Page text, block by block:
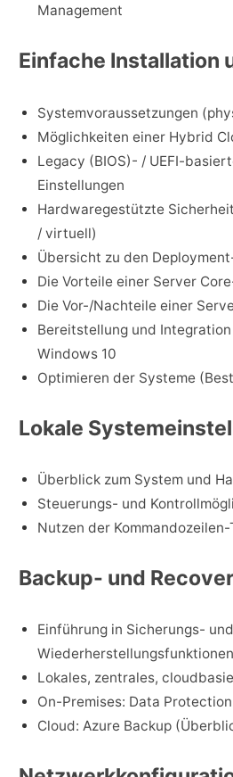
Management
Einfache Installation
Systemvoraussetzungen
Möglichkeiten einer Hybrid
Legacy (BIOS)- / UEFI-
Einstellungen
Hardwaregestützte
/ virtuell)
Übersicht zu den
Die Vorteile einer Server
Die Vor-/Nachteile einer
Bereitstellung und
Windows 10
Optimieren der Systeme
Lokale
Überblick zum System und
Steuerungs- und
Nutzen der Kommandozeilen-
Backup- und
Einführung in Sicherungs- und
Wiederherstellungsfunktionen
Lokales, zentrales,
On-Premises: Data
Cloud: Azure Backup